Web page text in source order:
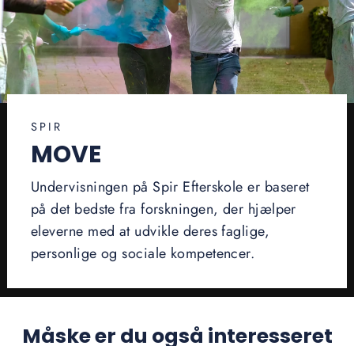
SPIR
MOVE
Undervisningen på Spir Efterskole er baseret
på det bedste fra forskningen, der hjælper
eleverne med at udvikle deres faglige,
personlige og sociale kompetencer.
Måske er du også interesseret